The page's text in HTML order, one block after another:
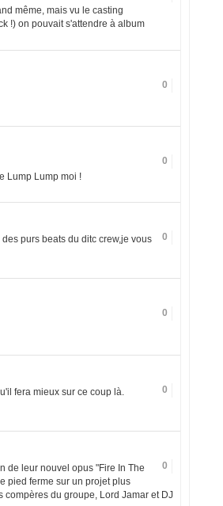
même, mais vu le casting
!) on pouvait s'attendre à album
0
0
Lump Lump moi !
0
purs beats du ditc crew,je vous
0
0
fera mieux sur ce coup là.
0
de leur nouvel opus "Fire In The
pied ferme sur un projet plus
du groupe, Lord Jamar et DJ